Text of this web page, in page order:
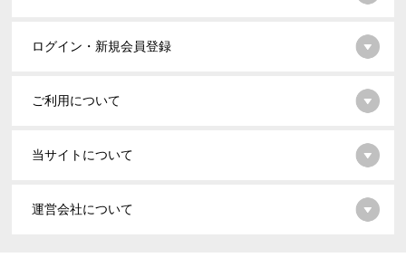
ログイン・新規会員登録
ご利用について
当サイトについて
運営会社について